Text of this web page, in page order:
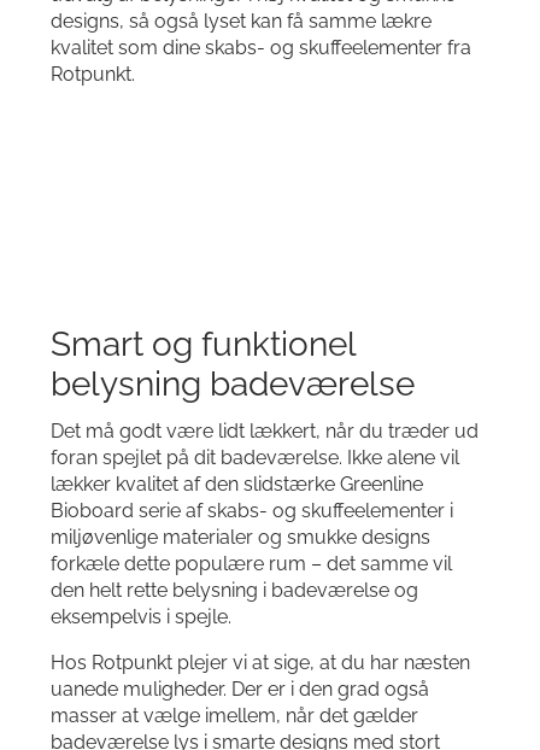
designs, så også lyset kan få samme lækre
kvalitet som dine skabs- og skuffeelementer fra
Rotpunkt.
Smart og funktionel
belysning badeværelse
Det må godt være lidt lækkert, når du træder ud
foran spejlet på dit badeværelse. Ikke alene vil
lækker kvalitet af den slidstærke Greenline
Bioboard serie af skabs- og skuffeelementer i
miljøvenlige materialer og smukke designs
forkæle dette populære rum – det samme vil
den helt rette belysning i badeværelse og
eksempelvis i spejle.
Hos Rotpunkt plejer vi at sige, at du har næsten
uanede muligheder. Der er i den grad også
masser at vælge imellem, når det gælder
badeværelse lys i smarte designs med stort